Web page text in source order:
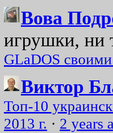
Вова
игрушки, ни
GLaDOS
Виктор
Топ-10
2013 г. · 2 years